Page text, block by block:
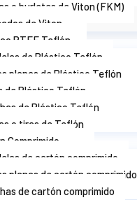
o burletes de Viton (FKM)
de Viton
PTFE Teflón
de Plástico Teflón
planas de Plástico Teflón
de Plástico Teflón
de Plástico Teflón
o tiras de Teflón
Comprimido
de cartón comprimido
planas de cartón comprimido
de cartón comprimido